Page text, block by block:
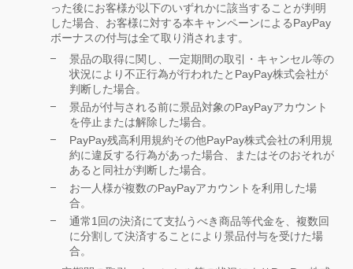
った後にお客様が以下のいずれかに該当することが判明
した場合、お客様に対する本キャンペーンによるPayPay
ボーナスの付与は全て取り消されます。
景品の取得に関し、一定期間の取引・キャンセル等の
状況により不正行為が行われたとPayPay株式会社が
判断した場合。
景品が付与される前に景品対象のPayPayアカウント
を停止または解除した場合。
PayPay残高利用規約その他PayPay株式会社の利用規
約に違反する行為があった場合、またはそのおそれが
あると同社が判断した場合。
お一人様が複数のPayPayアカウントを利用した場
合。
通常1回の決済にて支払うべき商品等代金を、複数回
に分割して決済することにより景品付与を受けた場
合。